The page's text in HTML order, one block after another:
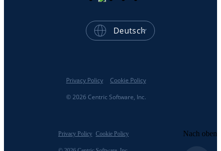
Deutsch
© 2026 Centric Software, Inc.
Privacy Policy Cookie Policy
Privacy Policy Cookie Policy Nach oben